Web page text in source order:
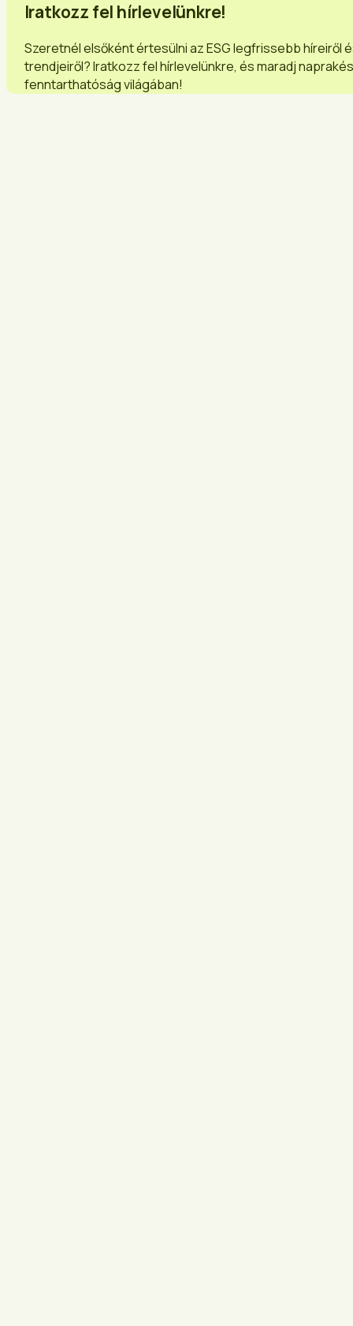
Iratkozz fel hírlevelünkre!
Szeretnél elsőként értesülni az ESG legfrissebb híreiről
trendjeiről? Iratkozz fel hírlevelünkre, és maradj
fenntarthatóság világában!